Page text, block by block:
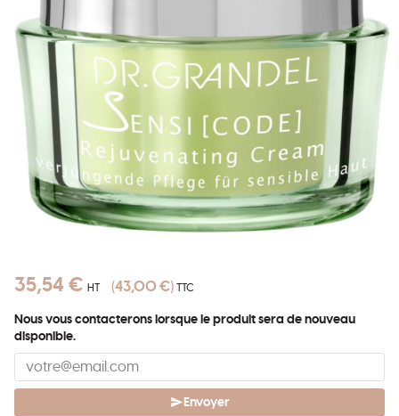
35,54 € HT 43,00 € TTC
Nous vous contacterons lorsque le produit sera de nouveau
disponible.
Envoyer